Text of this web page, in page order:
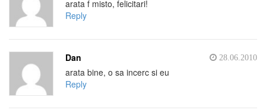
arata f misto, felicitari!
Reply
28.06.2010
Dan
arata bine, o sa incerc si eu
Reply